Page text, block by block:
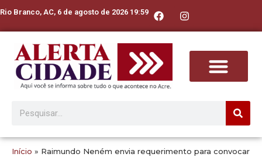
Rio Branco, AC, 6 de agosto de 2026 19:59
Início » Raimundo Neném envia requerimento para convocar